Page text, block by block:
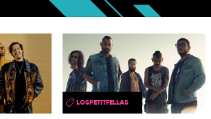
LOSPETITFELLAS